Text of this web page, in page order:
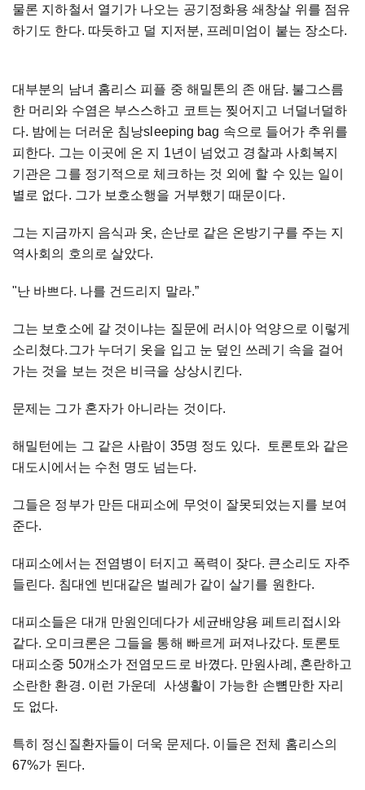
물론 지하철서 열기가 나오는 공기정화용 쇄창살 위를 점유
하기도 한다. 따듯하고 덜 지저분, 프레미엄이 붙는 장소다.
대부분의 남녀 홈리스 피플 중 해밀톤의 존 애담. 불그스름
한 머리와 수염은 부스스하고 코트는 찢어지고 너덜너덜하
다. 밤에는 더러운 침낭sleeping bag 속으로 들어가 추위를
피한다. 그는 이곳에 온 지 1년이 넘었고 경찰과 사회복지
기관은 그를 정기적으로 체크하는 것 외에 할 수 있는 일이
별로 없다. 그가 보호소행을 거부했기 때문이다.
그는 지금까지 음식과 옷, 손난로 같은 온방기구를 주는 지
역사회의 호의로 살았다.
"난 바쁘다. 나를 건드리지 말라.”
그는 보호소에 갈 것이냐는 질문에 러시아 억양으로 이렇게
소리쳤다.그가 누더기 옷을 입고 눈 덮인 쓰레기 속을 걸어
가는 것을 보는 것은 비극을 상상시킨다.
문제는 그가 혼자가 아니라는 것이다.
해밀턴에는 그 같은 사람이 35명 정도 있다. 토론토와 같은
대도시에서는 수천 명도 넘는다.
그들은 정부가 만든 대피소에 무엇이 잘못되었는지를 보여
준다.
대피소에서는 전염병이 터지고 폭력이 잦다. 큰소리도 자주
들린다. 침대엔 빈대같은 벌레가 같이 살기를 원한다.
대피소들은 대개 만원인데다가 세균배양용 페트리접시와
같다. 오미크론은 그들을 통해 빠르게 퍼져나갔다. 토론토
대피소중 50개소가 전염모드로 바꼈다. 만원사례, 혼란하고
소란한 환경. 이런 가운데 사생활이 가능한 손뼘만한 자리
도 없다.
특히 정신질환자들이 더욱 문제다. 이들은 전체 홈리스의
67%가 된다.